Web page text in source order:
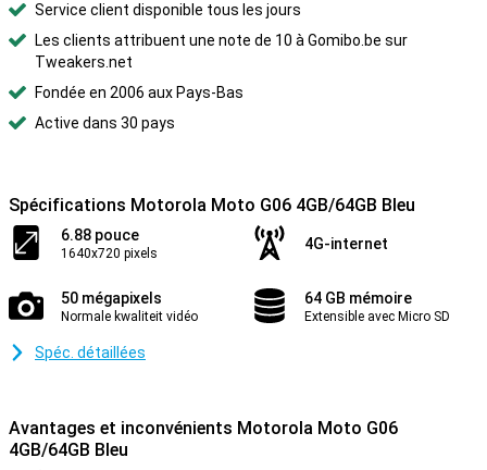
Service client disponible tous les jours
Les clients attribuent une note de 10 à Gomibo.be sur
Tweakers.net
Fondée en 2006 aux Pays-Bas
Active dans 30 pays
Spécifications Motorola Moto G06 4GB/64GB Bleu
6.88 pouce
1640x720 pixels
4G-internet
50 mégapixels
Normale kwaliteit vidéo
64 GB mémoire
Extensible avec Micro SD
Spéc. détaillées
Avantages et inconvénients Motorola Moto G06
4GB/64GB Bleu